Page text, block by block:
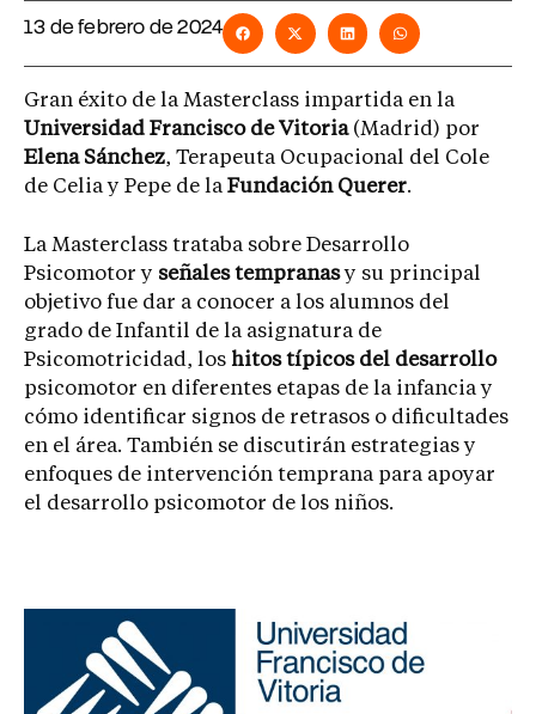
13 de febrero de 2024
Gran éxito de la Masterclass impartida en la
Universidad Francisco de Vitoria(Madrid) por
Elena Sánchez, Terapeuta Ocupacional del Cole
de Celia y Pepe de la Fundación Querer.
La Masterclass trataba sobre Desarrollo
Psicomotor y señales tempranasy su principal
objetivo fue dar a conocer a los alumnos del
grado de Infantil de la asignatura de
Psicomotricidad, los hitos típicos del desarrollo
psicomotor en diferentes etapas de la infancia y
cómo identificar signos de retrasos o dificultades
en el área. También se discutirán estrategias y
enfoques de intervención temprana para apoyar
el desarrollo psicomotor de los niños.